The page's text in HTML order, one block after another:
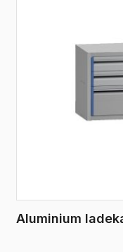
Aluminium